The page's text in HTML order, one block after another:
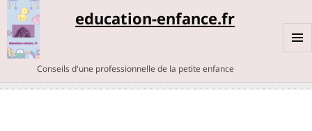
education-enfance.fr
Conseils d'une professionnelle de la petite enfance